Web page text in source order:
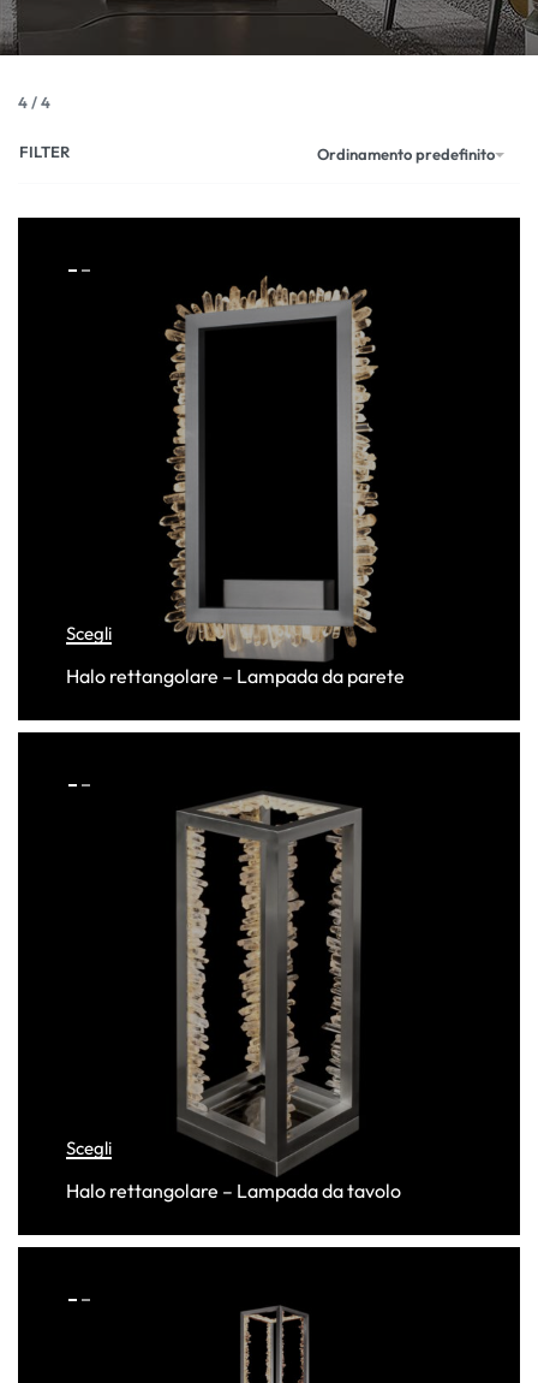
4/4
Ordinamento predefinito
FILTER
Scegli
Halo rettangolare – Lampada da parete
Scegli
Halo rettangolare – Lampada da tavolo